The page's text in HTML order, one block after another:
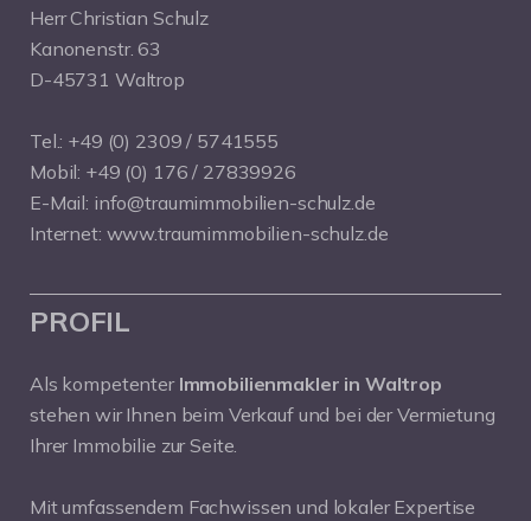
Herr Christian Schulz
Kanonenstr. 63
D-45731 Waltrop
Tel.: +49 (0) 2309 / 5741555
Mobil: +49 (0) 176 / 27839926
E-Mail: info@traumimmobilien-schulz.de
Internet: www.traumimmobilien-schulz.de
PROFIL
Als kompetenter Immobilienmakler in Waltrop
stehen wir Ihnen beim Verkauf und bei der Vermietung
Ihrer Immobilie zur Seite.
Mit umfassendem Fachwissen und lokaler Expertise